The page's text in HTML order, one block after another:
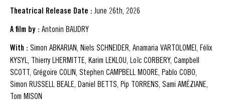
Theatrical Release Date : June 26th, 2026
A film by : Antonin BAUDRY
With : Simon ABKARIAN, Niels SCHNEIDER, Anamaria VARTOLOMEI, Félix
KYSYL, Thierry LHERMITTE, Karim LEKLOU, Loïc CORBERY, Campbell
SCOTT, Grégoire COLIN, Stephen CAMPBELL MOORE, Pablo COBO,
Simon RUSSELL BEALE, Daniel BETTS, Pip TORRENS, Sami AMÉZIANE,
Tom MISON